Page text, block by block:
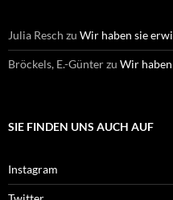
Julia Resch zu Wir haben sie
Bröckels, E.-Günterzu Wir
SIE FINDEN UNS AUCH AUF
Instagram